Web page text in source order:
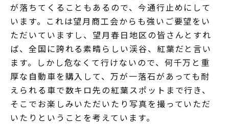
が落ちてくることもあるので、今通行止めにして
います。これは望月商工会からも強いご要望をい
ただいていますし、望月春日地区の皆さんとすれ
ば、全国に誇れる素晴らしい渓谷、紅葉だと言い
ます。しかし危なくて行けないので、何千万と重
厚な自動車を購入して、万が一落石があっても耐
えられる車で数キロ先の紅葉スポットまで行き、
そこでお楽しみいただいたり写真を撮っていただ
いたりということを考えています。